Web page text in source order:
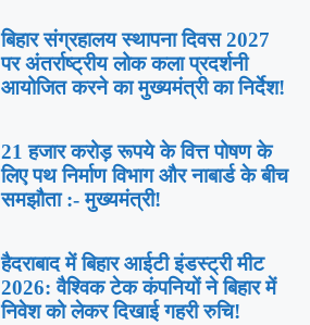
बिहार संग्रहालय स्थापना दिवस 2027
पर अंतर्राष्ट्रीय लोक कला प्रदर्शनी
आयोजित करने का मुख्यमंत्री का निर्देश!
21 हजार करोड़ रूपये के वित्त पोषण के
लिए पथ निर्माण विभाग और नाबार्ड के बीच
समझौता :- मुख्यमंत्री!
हैदराबाद में बिहार आईटी इंडस्ट्री मीट
2026: वैश्विक टेक कंपनियों ने बिहार में
निवेश को लेकर दिखाई गहरी रुचि!